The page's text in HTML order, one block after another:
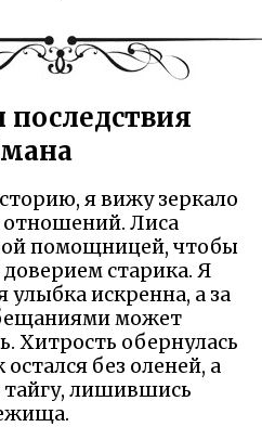
последствия
я вижу зеркало
отношений. Лиса
помощницей, чтобы
старика. Я
искренна, а за
может
Хитрость обернулась
без оленей, а
тайгу, лишившись